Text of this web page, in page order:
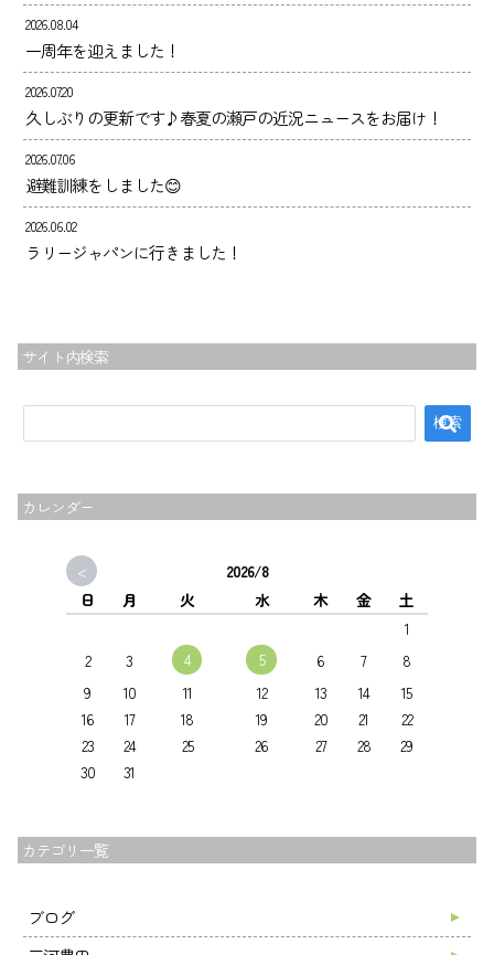
2026.08.04
一周年を迎えました！
2026.07.20
久しぶりの更新です♪春夏の瀬戸の近況ニュースをお届け！
2026.07.06
避難訓練をしました😊
2026.06.02
ラリージャパンに行きました！
サイト内検索
カレンダー
<
2026/8
日
月 火 水 木 金
土
1
2
3 4 5 6 7
8
9
10 11 12 13 14
15
16
17 18 19 20 21
22
23
24 25 26 27 28
29
30
31
カテゴリ一覧
ブログ
ご利用案内
ブログ
採用情報